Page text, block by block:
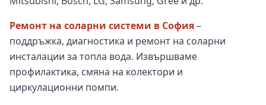
Ремонт на соларни системи в София–
поддръжка, диагностика и ремонт на соларни
инсталации за топла вода. Извършваме
профилактика, смяна на колектори и
циркулационни помпи.